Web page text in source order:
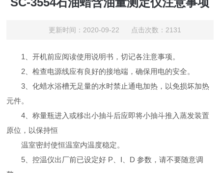
更新时间：2020-09-22 点击次数：2131
1
、开机前应阅读使用说明书，切记各注意事项。
2 、检查电源线应有良好的接地端，确保用电的安全。
3 、化蜡水浴槽无足量的水时禁止通电加热，以免损坏加热
元件。
4 、称量瓶进入或移出小抽斗后应即将小抽斗推入蒸发装置
原位，以保持恒
温室密封使恒温室内温度稳定。
5 、控温仪出厂前已设定好 P、I、D 参数，请不要随意调